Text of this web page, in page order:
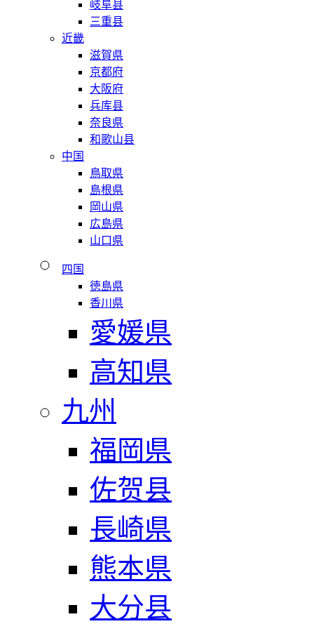
岐阜县
三重县
近畿
滋賀県
京都府
大阪府
兵库县
奈良県
和歌山县
中国
鳥取県
島根県
岡山県
広島県
山口県
四国
徳島県
香川県
愛媛県
高知県
九州
福岡県
佐贺县
長崎県
熊本県
大分县